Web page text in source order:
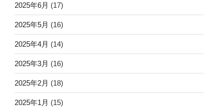
2025年6月 (17)
2025年5月 (16)
2025年4月 (14)
2025年3月 (16)
2025年2月 (18)
2025年1月 (15)